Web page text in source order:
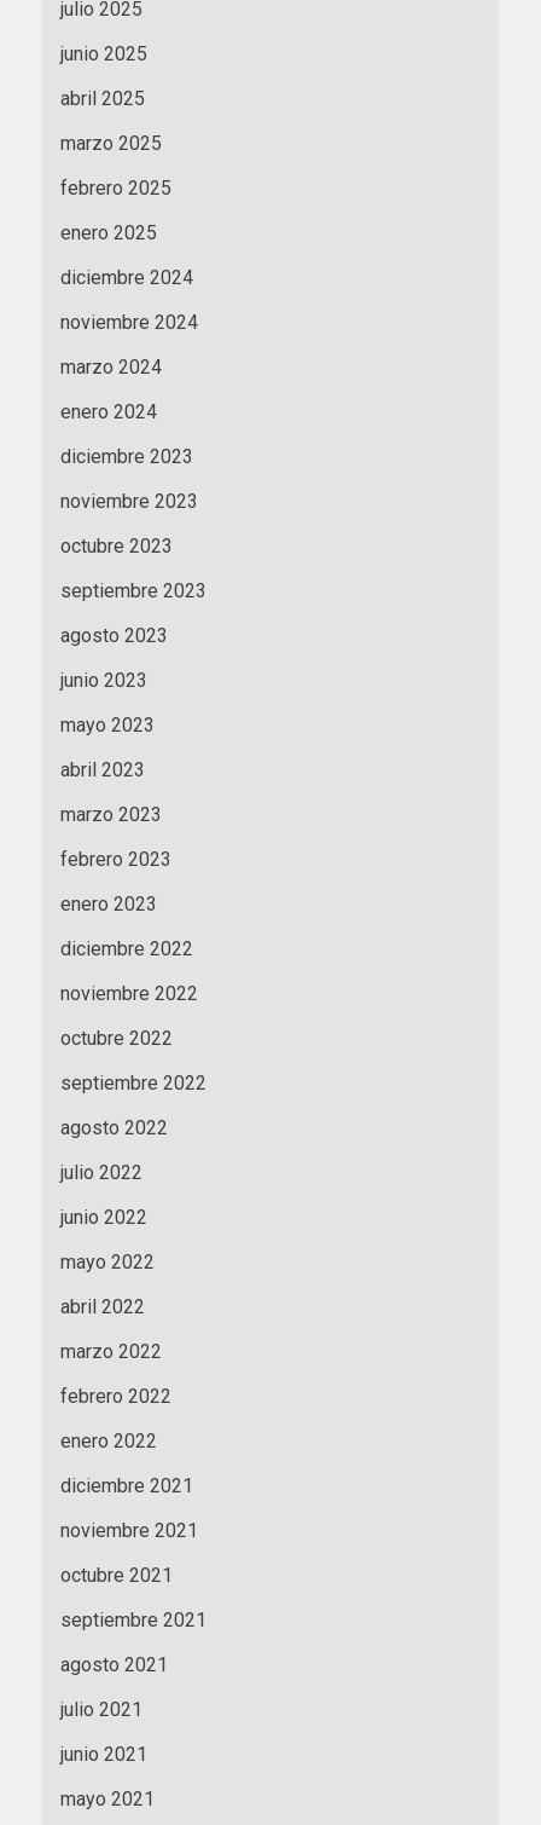
julio 2025
junio 2025
abril 2025
marzo 2025
febrero 2025
enero 2025
diciembre 2024
noviembre 2024
marzo 2024
enero 2024
diciembre 2023
noviembre 2023
octubre 2023
septiembre 2023
agosto 2023
junio 2023
mayo 2023
abril 2023
marzo 2023
febrero 2023
enero 2023
diciembre 2022
noviembre 2022
octubre 2022
septiembre 2022
agosto 2022
julio 2022
junio 2022
mayo 2022
abril 2022
marzo 2022
febrero 2022
enero 2022
diciembre 2021
noviembre 2021
octubre 2021
septiembre 2021
agosto 2021
julio 2021
junio 2021
mayo 2021